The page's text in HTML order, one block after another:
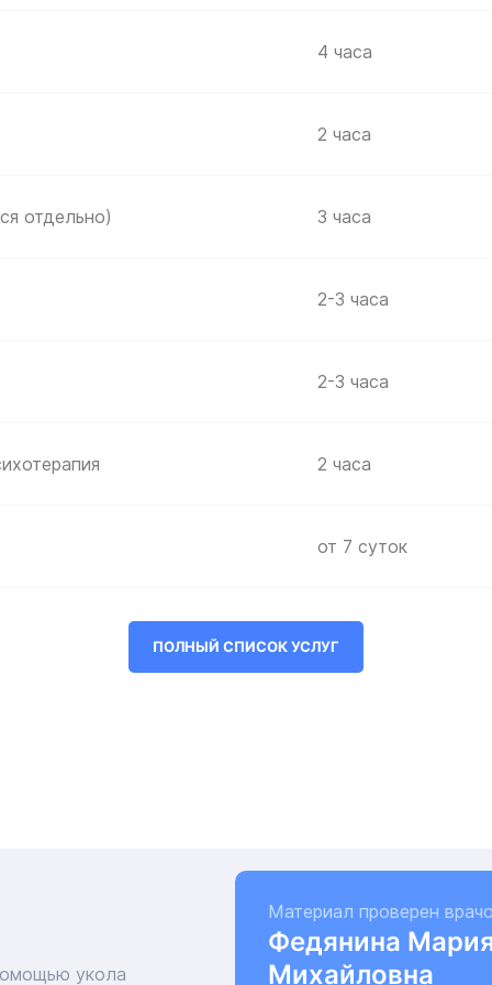
4 часа
2 часа
отдельно) 3 часа
2-3 часа
2-3 часа
2 часа
от 7 суток
ПОЛНЫЙ СПИСОК УСЛУГ
укола
Материал проверен
Федянина
Михайловна